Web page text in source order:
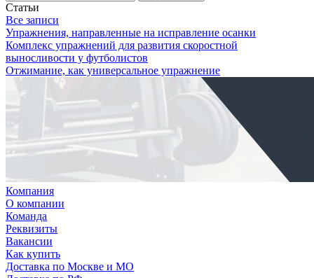
Статьи
Все записи
Упражнения, направленные на исправление осанки
Комплекс упражнений для развития скоростной
выносливости у футболистов
Отжимание, как универсальное упражнение
Компания
О компании
Команда
Реквизиты
Вакансии
Как купить
Доставка по Москве и МО